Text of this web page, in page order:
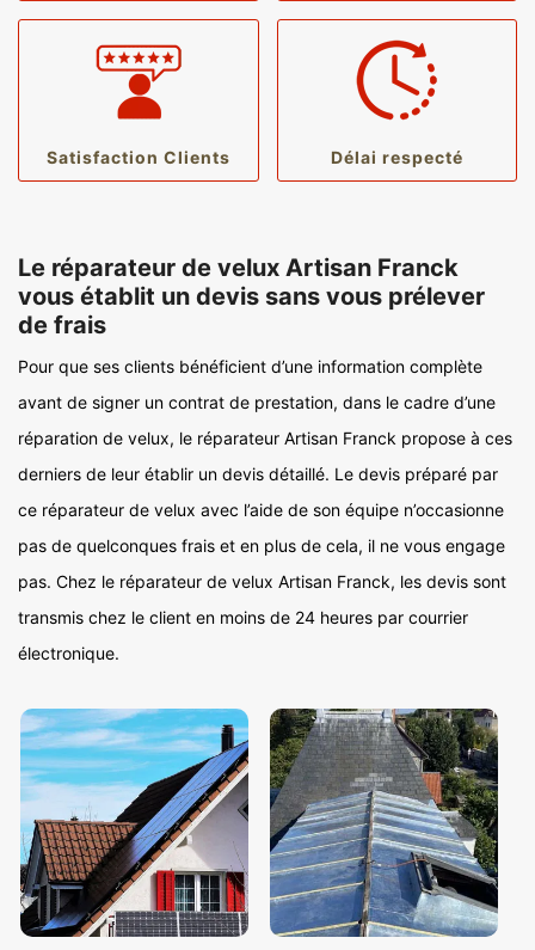
Satisfaction Clients Délai respecté
Le réparateur de velux Artisan Franck
vous établit un devis sans vous prélever
de frais
Pour que ses clients bénéficient d’une information complète
avant de signer un contrat de prestation, dans le cadre d’une
réparation de velux, le réparateur Artisan Franck propose à ces
derniers de leur établir un devis détaillé. Le devis préparé par
ce réparateur de velux avec l’aide de son équipe n’occasionne
pas de quelconques frais et en plus de cela, il ne vous engage
pas. Chez le réparateur de velux Artisan Franck, les devis sont
transmis chez le client en moins de 24 heures par courrier
électronique.